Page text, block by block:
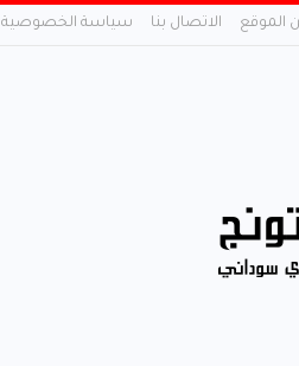
الموقع الاتصال بنا سياسة الخصوصية